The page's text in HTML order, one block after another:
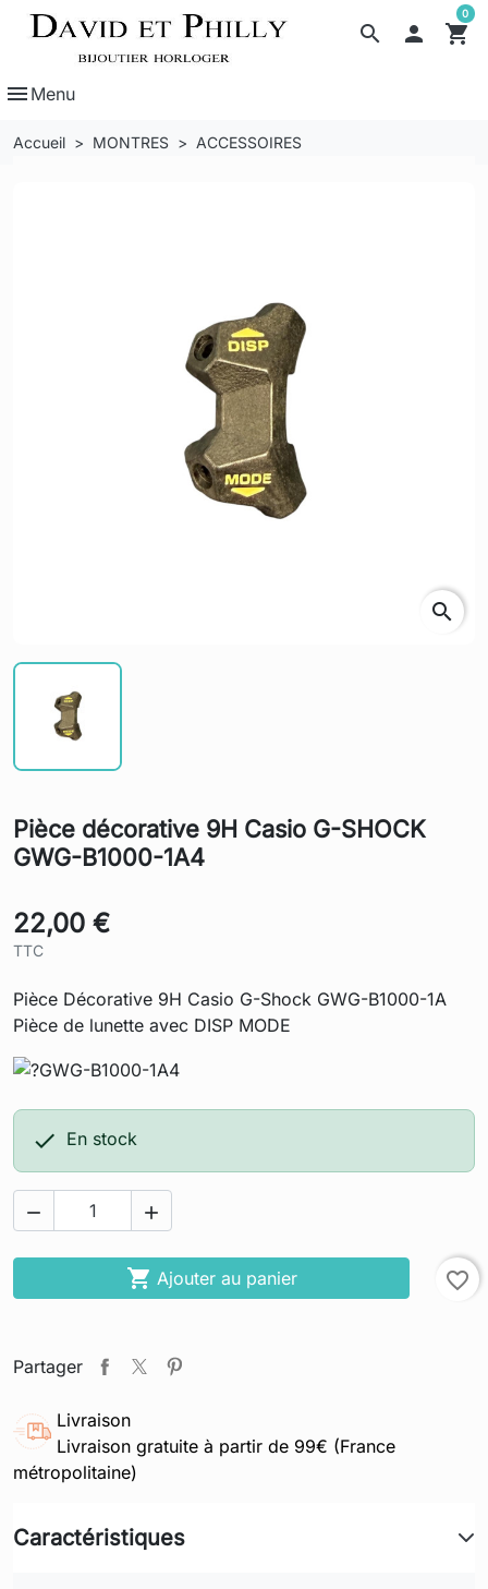
search  shopping_cart
0
menu Menu
Accueil MONTRES ACCESSOIRES
search
Pièce décorative 9H Casio G-SHOCK
GWG-B1000-1A4
22,00 €
TTC
Pièce Décorative 9H Casio G-Shock GWG-B1000-1A
Pièce de lunette avec DISP MODE
 En stock
 
 Ajouter au panier favorite_border
Partager
Livraison
Livraison gratuite à partir de 99€ (France
métropolitaine)
Caractéristiques